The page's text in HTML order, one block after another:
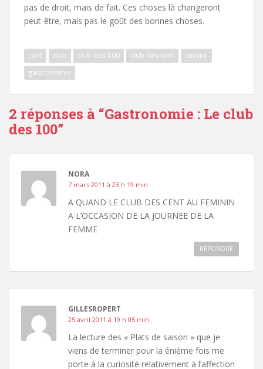
pas de droit, mais de fait. Ces choses là changeront
peut-être, mais pas le goût des bonnes choses.
cent club club des 100 club des cent
cuisine
gastronomie
2 réponses à “Gastronomie : Le club
des 100”
NORA
7 mars 2011 à 23 h 19 min
A QUAND LE CLUB DES CENT AU FEMININ
A L’OCCASION DE LA JOURNEE DE LA
FEMME
RÉPONDRE
GILLESROPERT
25 avril 2011 à 19 h 05 min
La lecture des « Plats de saison » que je
viens de terminer pour la éniéme fois me
porte à la curiosité relativement à l’affection